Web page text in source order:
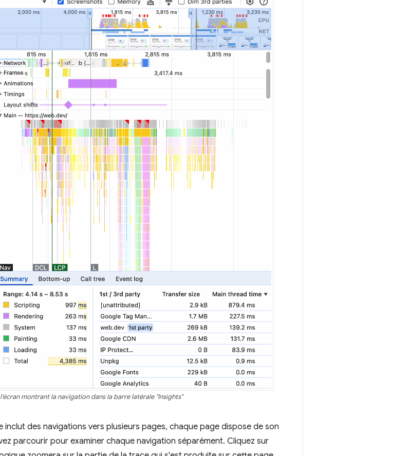
montrant la navigation dans la barre latérale "Insights"
inclut des navigations vers plusieurs pages, chaque page dispose de son
parcourir pour examiner chaque navigation séparément. Cliquez sur